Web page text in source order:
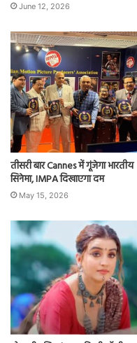
June 12, 2026
तीसरी बार Cannes में गूंजेगा भारतीय
सिनेमा, IMPA दिखाएगा दम
May 15, 2026